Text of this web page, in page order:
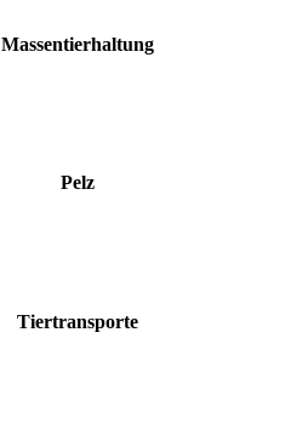
Massentierhaltung
Pelz
Tiertransporte